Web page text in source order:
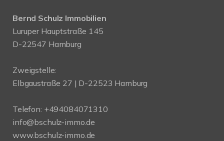
Bernd Schulz Immobilien
Luruper Hauptstraße 145
D-22547 Hamburg
Zweigstelle:
Elbgaustraße 27 | D-22523 Hamburg
Telefon: +494084071310
info@bschulz-immo.de
www.bschulz-immo.de